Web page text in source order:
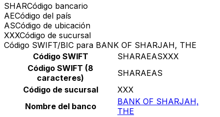
SHARCódigo bancario
AECódigo del país
ASCódigo de ubicación
XXXCódigo de sucursal
Código SWIFT/BIC para BANK OF SHARJAH, THE
Código SWIFT
SHARAEASXXX
Código SWIFT (8
caracteres)
SHARAEAS
Código de sucursal
XXX
Nombre del banco
BANK OF SHARJAH,
THE